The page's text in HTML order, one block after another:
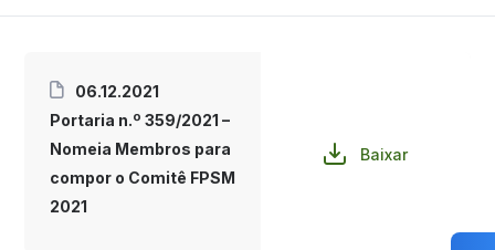
06.12.2021
Portaria n.º 359/2021 –
Nomeia Membros para
compor o Comitê FPSM
2021
Baixar